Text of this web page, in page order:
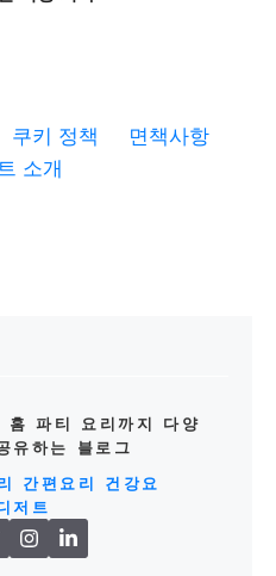
쿠키 정책
면책사항
소개
홈 파티 요리까지 다양
유하는 블로그
간편요리
건강요
저트